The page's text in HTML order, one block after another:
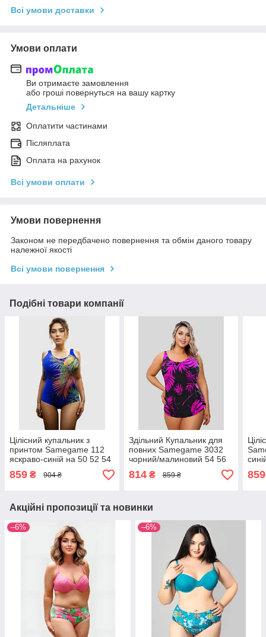
Всі умови доставки
Умови оплати
Ви отримаєте замовлення
або гроші повернуться на вашу картку
Детальніше
Оплатити частинами
Післяплата
Оплата на рахунок
Всі умови оплати
Умови повернення
Законом не передбачено повернення та обмін даного товару
належної якості
Всі умови повернення
Подібні товари компанії
Цілісний купальник з
принтом Samegame 112
яскраво-синій на 50 52 54
56 58 український розмір
859 ₴ 904 ₴
Здільний Купальник для
повних Samegame 3032
чорний/малиновий 54 56
58 60 український розмір
814₴ 859 ₴ 859
Акційні пропозиції та новинки
–6% –6%